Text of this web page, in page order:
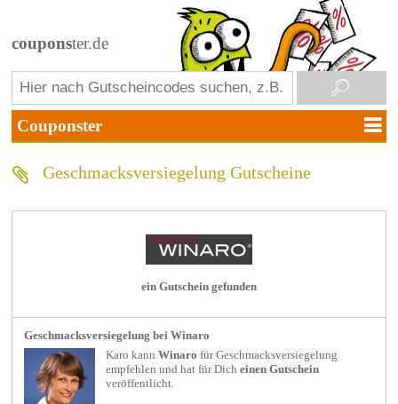
couponster.de
Geschmacksversiegelung Gutscheine
ein Gutschein gefunden
Geschmacksversiegelung bei Winaro
Karo kannWinaro fürGeschmacksversiegelung
empfehlen und hat für Dicheinen Gutschein
veröffentlicht.